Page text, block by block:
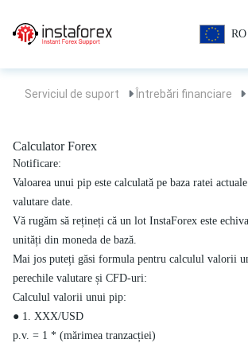
RO
Serviciul de suport Întrebări financiare
Calculator Forex
Notificare:
Valoarea unui pip este calculată pe baza ratei
valutare date.
Vă rugăm să rețineți că un lot InstaForex este
unități din moneda de bază.
Mai jos puteți găsi formula pentru calculul valorii
perechile valutare și CFD-uri:
Calculul valorii unui pip:
● 1. XXX/USD
p.v. = 1 * (mărimea tranzacției)